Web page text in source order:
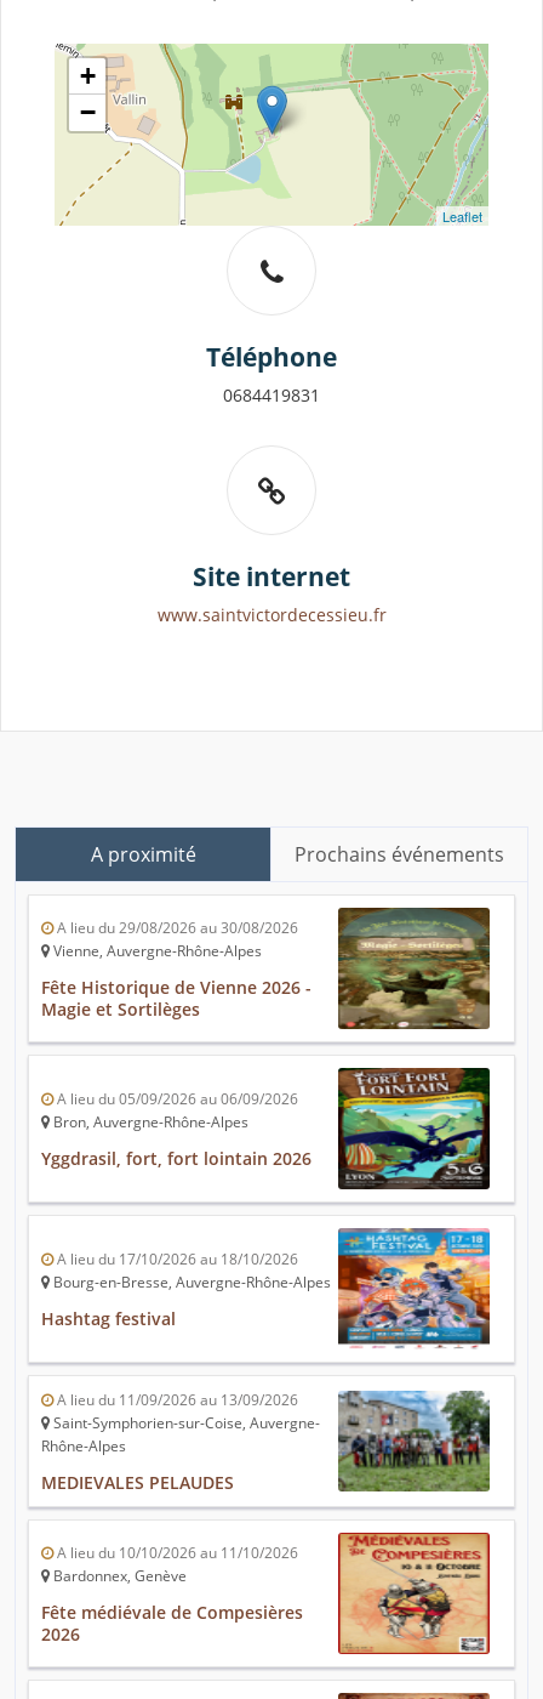
+
−
Leaflet
Téléphone
0684419831
Site internet
www.saintvictordecessieu.fr
A proximité Prochains événements
A lieu du 29/08/2026 au 30/08/2026
Vienne, Auvergne-Rhône-Alpes
Fête Historique de Vienne 2026 -
Magie et Sortilèges
A lieu du 05/09/2026 au 06/09/2026
Bron, Auvergne-Rhône-Alpes
Yggdrasil, fort, fort lointain 2026
A lieu du 17/10/2026 au 18/10/2026
Bourg-en-Bresse, Auvergne-Rhône-Alpes
Hashtag festival
A lieu du 11/09/2026 au 13/09/2026
Saint-Symphorien-sur-Coise, Auvergne-
Rhône-Alpes
MEDIEVALES PELAUDES
A lieu du 10/10/2026 au 11/10/2026
Bardonnex, Genève
Fête médiévale de Compesières
2026